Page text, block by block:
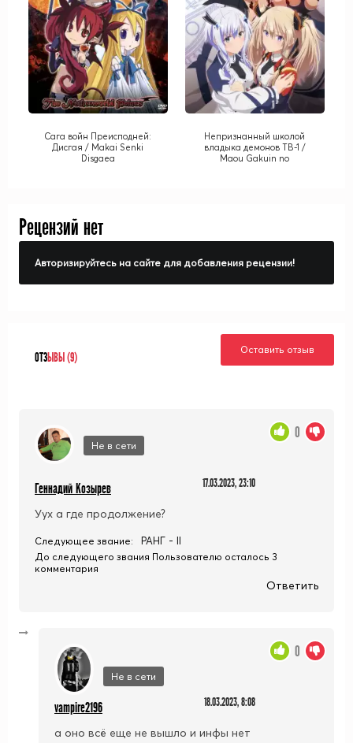
Сага войн Преисподней:
Дисгая / Makai Senki
Disgaea
Непризнанный школой
владыка демонов ТВ-1 /
Maou Gakuin no
Рецензий нет
Авторизируйтесь на сайте для добавления рецензии!
ОТЗЫВЫ (9)
Оставить отзыв
Не в сети
Геннадий Козырев 17.03.2023, 23:10
Уух а где продолжение?
0
Следующее звание: РАНГ - II
До следующего звания Пользователю осталось 3
комментария
Ответить
Не в сети
vampire2196 18.03.2023, 8:08
а оно всё еще не вышло и инфы нет
0